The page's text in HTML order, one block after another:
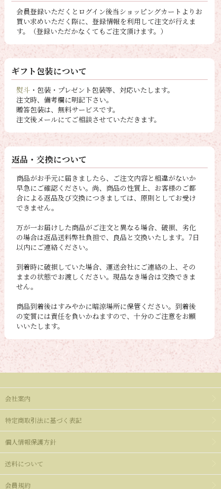
会員登録いただくとログイン後当ショッピングカートよりお
買い求めいただく際に、登録情報を利用して注文が行えま
す。（登録いただかなくてもご注文頂けます。）
ギフト包装について
熨斗 ・包装・プレゼント包装等、対応いたします。
注文時、備考欄に明記下さい。
贈答包装は、無料サービスです。
注文後メールにてご相談させていただきます。
返品・交換について
商品がお手元に届きましたら、ご注文内容と相違がないか
早急にご確認ください。尚、商品の性質上、お客様のご都
合による返品及び交換につきましては、原則としてお受け
できません。
万が一お届けした商品がご注文と異なる場合、破損、劣化
の場合は返品送料弊社負担で、良品と交換いたします。7日
以内にご連絡ください。
到着時に破損していた場合、運送会社にご連絡の上、その
ままの状態でお渡しください。現品なき場合は交換できま
せん。
商品到着後はすみやかに暗涼場所に保管ください。到着後
の変質には責任を負いかねますので、十分のご注意をお願
いいたします。
会社案内
特定商取引法に基づく表記
個人情報保護方針
送料について
会員規約